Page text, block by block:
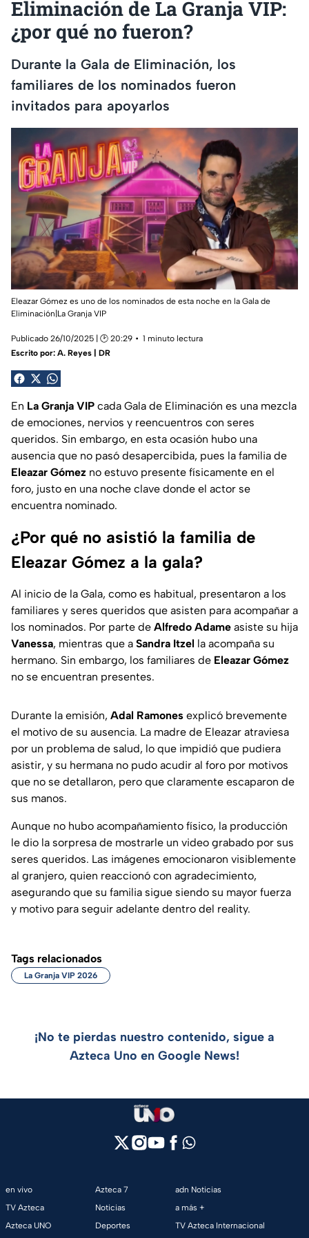
Eliminación de La Granja VIP:
¿por qué no fueron?
Durante la Gala de Eliminación, los
familiares de los nominados fueron
invitados para apoyarlos
Eleazar Gómez es uno de los nominados de esta noche en la Gala de
Eliminación|La Granja VIP
Publicado 26/10/2025 | 🕑 20:29
1 minuto lectura
Escrito por: A. Reyes | DR
En La Granja VIP cada Gala de Eliminación es una mezcla
de emociones, nervios y reencuentros con seres
queridos. Sin embargo, en esta ocasión hubo una
ausencia que no pasó desapercibida, pues la familia de
Eleazar Gómez no estuvo presente físicamente en el
foro, justo en una noche clave donde el actor se
encuentra nominado.
¿Por qué no asistió la familia de
Eleazar Gómez a la gala?
Al inicio de la Gala, como es habitual, presentaron a los
familiares y seres queridos que asisten para acompañar a
los nominados. Por parte de Alfredo Adame asiste su hija
Vanessa, mientras que a Sandra Itzel la acompaña su
hermano. Sin embargo, los familiares de Eleazar Gómez
no se encuentran presentes.
Durante la emisión, Adal Ramones explicó brevemente
el motivo de su ausencia. La madre de Eleazar atraviesa
por un problema de salud, lo que impidió que pudiera
asistir, y su hermana no pudo acudir al foro por motivos
que no se detallaron, pero que claramente escaparon de
sus manos.
Aunque no hubo acompañamiento físico, la producción
le dio la sorpresa de mostrarle un video grabado por sus
seres queridos. Las imágenes emocionaron visiblemente
al granjero, quien reaccionó con agradecimiento,
asegurando que su familia sigue siendo su mayor fuerza
y motivo para seguir adelante dentro del reality.
Tags relacionados
La Granja VIP 2026
¡No te pierdas nuestro contenido, sigue a
Azteca Uno en Google News!
en vivo
TV Azteca
Azteca UNO
Azteca 7
Noticias
Deportes
adn Noticias
a más +
TV Azteca Internacional